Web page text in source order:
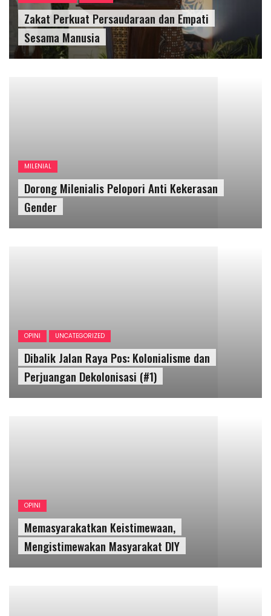
Zakat Perkuat Persaudaraan dan Empati
Sesama Manusia
MILENIAL
Dorong Milenialis Pelopori Anti Kekerasan
OPINI UNCATEGORIZED
Dibalik Jalan Raya Pos: Kolonialisme dan
OPINI
Memasyarakatkan Keistimewaan,
OPINI UNCATEGORIZED
Sebuah Eksplorasi Awal Tentang Pemengaruh